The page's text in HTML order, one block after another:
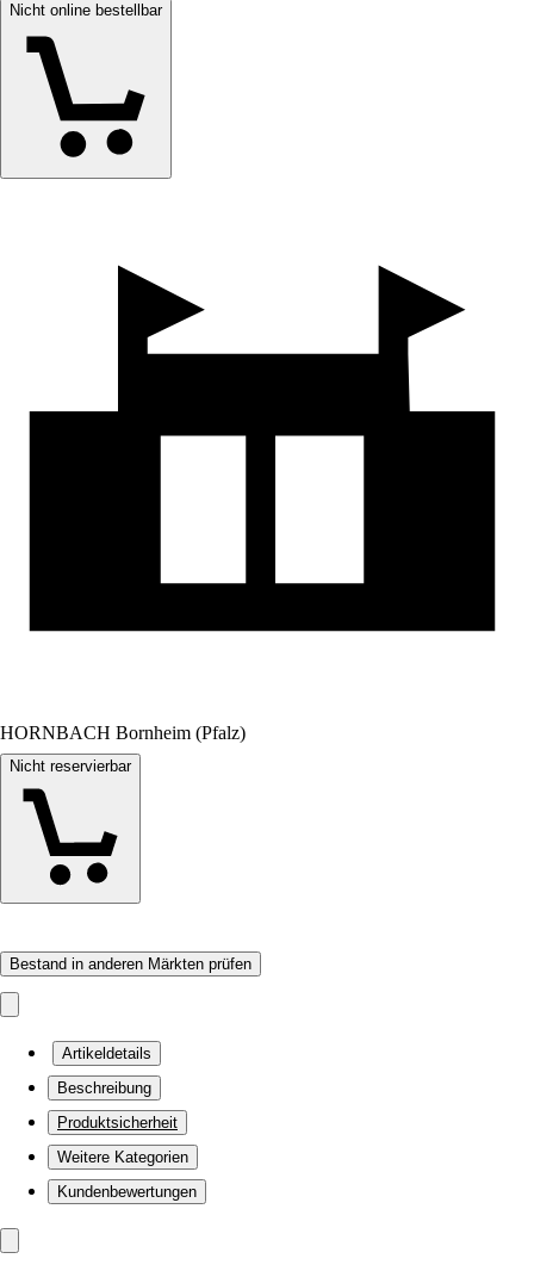
Nicht online bestellbar
HORNBACH Bornheim (Pfalz)
Nicht reservierbar
Bestand in anderen Märkten prüfen
Artikeldetails
Beschreibung
Produktsicherheit
Weitere Kategorien
Kundenbewertungen